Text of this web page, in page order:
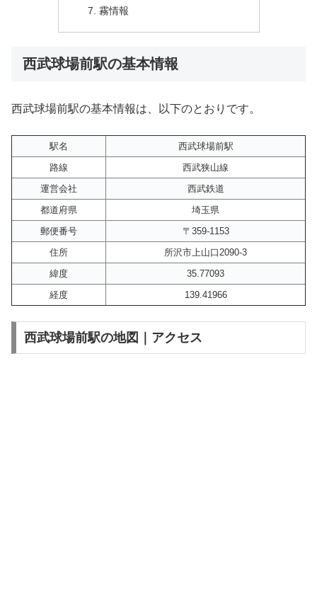
霧情報
西武球場前駅の基本情報
西武球場前駅の基本情報は、以下のとおりです。
駅名
西武球場前駅
路線
西武狭山線
運営会社
西武鉄道
都道府県
埼玉県
郵便番号
〒359-1153
住所
所沢市上山口2090-3
緯度
35.77093
経度
139.41966
西武球場前駅の地図｜アクセス